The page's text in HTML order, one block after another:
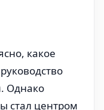
какое
Однако
стал центром